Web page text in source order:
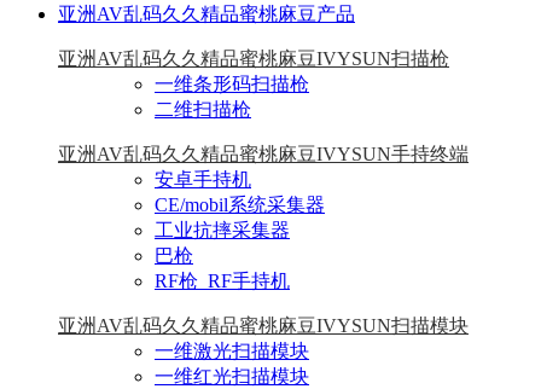
亚洲AV乱码久久精品蜜桃麻豆产品
亚洲AV乱码久久精品蜜桃麻豆IVYSUN扫描枪
一维条形码扫描枪
二维扫描枪
亚洲AV乱码久久精品蜜桃麻豆IVYSUN手持终端
安卓手持机
CE/mobil系统采集器
工业抗摔采集器
巴枪
RF枪_RF手持机
亚洲AV乱码久久精品蜜桃麻豆IVYSUN扫描模块
一维激光扫描模块
一维红光扫描模块